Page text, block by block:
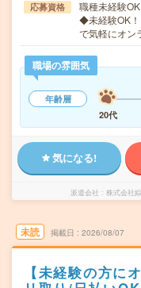
応募資格
職種未経験
◆未経験OK！
で気軽にオ
職場の雰囲気
年齢層
20代
気になる!
派遣会社 株式会社
未読 掲載日 2026/08/07
【未経験の方に